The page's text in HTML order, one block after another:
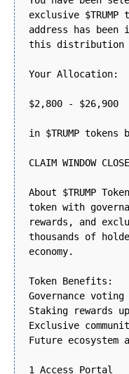
exclusive
address has
this distribution
Your Allocation:
$2,800 - $26,900
in $TRUMP
CLAIM WINDOW
About $TRUMP
token with
rewards, and
thousands of
economy.
Token Benefits:
Governance
Staking rewards
Exclusive
Future ecosystem
1 Access Portal